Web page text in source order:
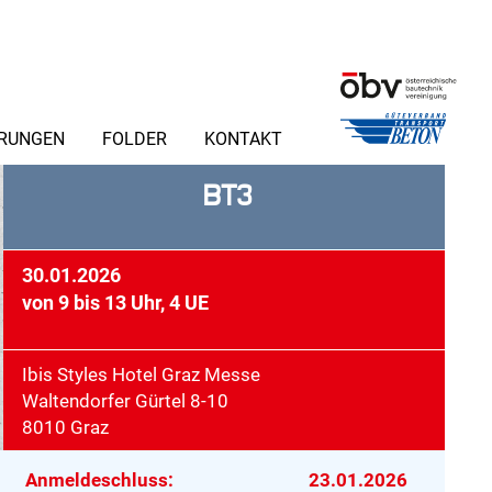
FOLDER KONTAKT
BT3
30.01.2026
von 9 bis 13 Uhr, 4 UE
Ibis Styles Hotel Graz Messe
Waltendorfer Gürtel 8-10
8010 Graz
Anmeldeschluss: 23.01.2026